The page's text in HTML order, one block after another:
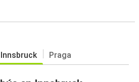
Innsbruck Praga